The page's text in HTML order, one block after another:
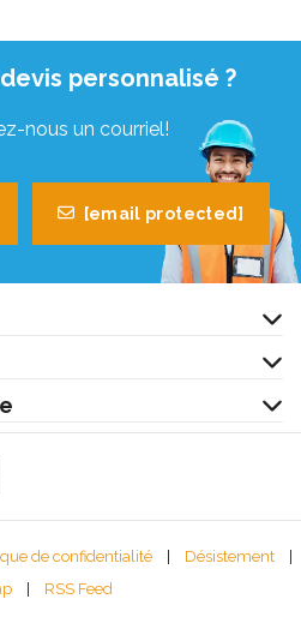
personnalisé ?
nous un courriel!
[email protected]
de confidentialité | Désistement
|
| RSS Feed